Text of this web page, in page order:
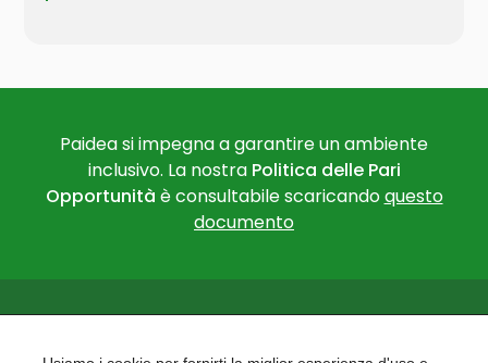
Paidea si impegna a garantire un ambiente
inclusivo. La nostra Politica delle Pari
Opportunità è consultabile scaricandoquesto
documento